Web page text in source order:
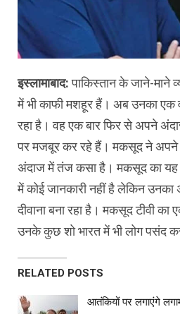
इस्‍लामाबाद:पाकिस्‍तान के जाने-माने
में भी काफी मशहूर हैं। अब उनका एक
रहा है। वह एक बार फिर से अपने
पर मजबूर कर रहे हैं। मकसूद ने अपने
अंदाज में तंज कसा है। मकसूद का यह
में कोई जानकारी नहीं है लेकिन उनका
दीवाना बना रहा है। मकसूद टीवी का
उनके कुछ शो भारत में भी लोग पसंद
RELATED POSTS
आतंकियों पर लगाएंगे